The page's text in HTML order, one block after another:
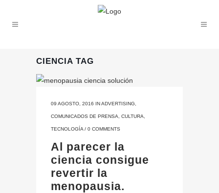
CIENCIA TAG
09 AGOSTO, 2016 INADVERTISING
COMUNICADOS DE PRENSA CULTURA
TECNOLOGÍA / 0 COMMENTS
Al parecer la
ciencia consigue
revertir la
menopausia.